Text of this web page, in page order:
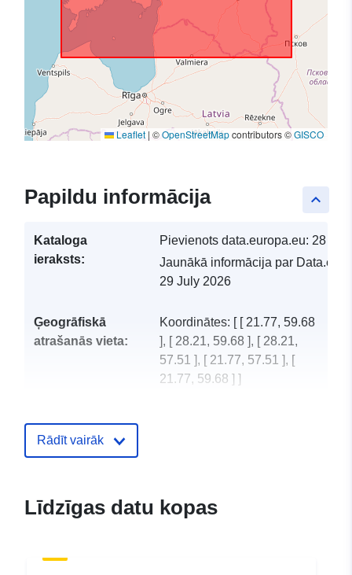
Leaflet | ©OpenStreetMapcontributors ©GISCO
keyboard_arrow_up
Papildu informācija
Kataloga
ieraksts:
Pievienots data.europa.eu: 28
Jaunākā informācija par
29 July 2026
Ģeogrāfiskā
atrašanās vieta:
Koordinātes: [ [ 21.77, 59.68
], [ 28.21, 59.68 ], [ 28.21,
57.51 ], [ 21.77, 57.51 ], [
21.77, 59.68 ] ]
uriRef:
Rādīt vairāk
Līdzīgas datu kopas